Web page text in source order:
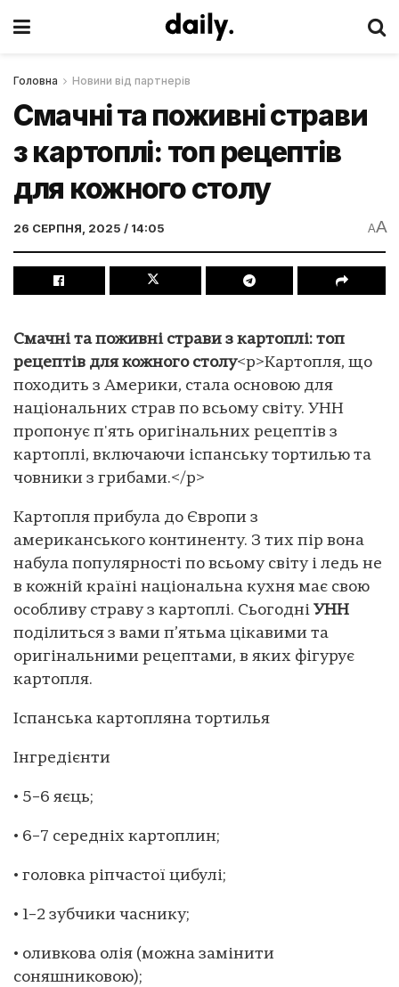
Головна Новини від партнерів
Смачні та поживні страви
з картоплі: топ рецептів
для кожного столу
26 СЕРПНЯ, 2025 / 14:05 AA
Смачні та поживні страви з картоплі: топ
рецептів для кожного столу<p>Картопля, що
походить з Америки, стала основою для
національних страв по всьому світу. УНН
пропонує п'ять оригінальних рецептів з
картоплі, включаючи іспанську тортилью та
човники з грибами.</p>
Картопля прибула до Європи з
американського континенту. З тих пір вона
набула популярності по всьому світу і ледь не
в кожній країні національна кухня має свою
особливу страву з картоплі. Сьогодні УНН
поділиться з вами п’ятьма цікавими та
оригінальними рецептами, в яких фігурує
картопля.
Іспанська картопляна тортилья
Інгредієнти
• 5–6 яєць;
• 6–7 середніх картоплин;
• головка ріпчастої цибулі;
• 1–2 зубчики часнику;
• оливкова олія (можна замінити
соняшниковою);